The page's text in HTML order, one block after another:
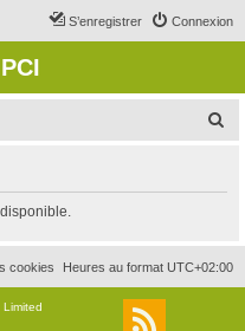
Connexion
S’enregistrer
r
c
Heures au format UTC+02:00
cookies